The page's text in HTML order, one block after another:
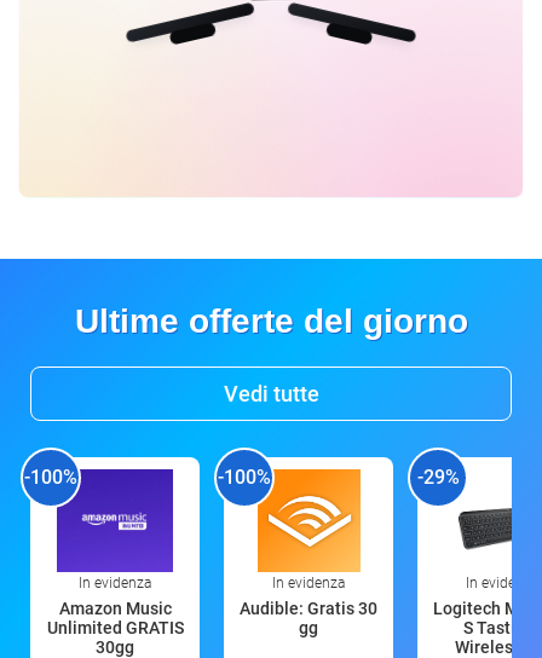
Ultime offerte del giorno
Vedi tutte
-100%
In evidenza
Amazon Music
Unlimited GRATIS
30gg
-100%
In evidenza
Audible: Gratis 30
gg
-29%
In evidenza
Logitech MX
S Tastiera
Wireless